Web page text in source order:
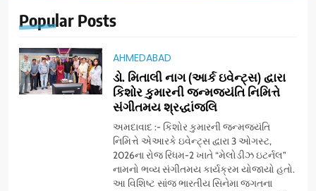
Popular Posts
AHMEDABAD
ડો. મિતાલી નાગ (આર્ક ઇવેન્ટ્સ) દ્વારા
કિશોર કુમારની જન્મજયંતિ નિમિત્તે
સંગીતમય શ્રદ્ધાંજલિ
અમદાવાદ :- કિશોર કુમારની જન્મજયંતિ
નિમિત્તે એઆરકે ઇવેન્ટ્સ દ્વારા 3 ઓગસ્ટ,
2026ના રોજ રિધમ-2 ખાતે “મેલોડીઝ ઇટર્નલ”
નામનો ભવ્ય સંગીતમય કાર્યક્રમ યોજાયો હતો.
આ વિશિષ્ટ સાંજ ભારતીય સિનેમા જગતના